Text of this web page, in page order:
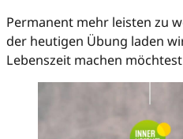
Permanent mehr leisten zu
der heutigen Übung laden
Lebenszeit machen